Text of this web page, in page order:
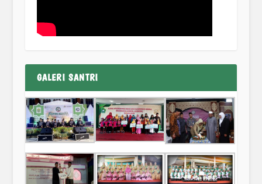
GALERI SANTRI